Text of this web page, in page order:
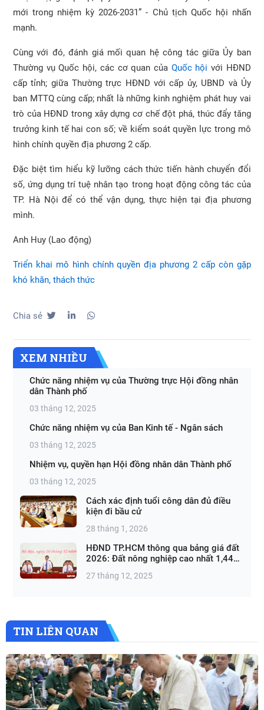
mới trong nhiệm kỳ 2026-2031” - Chủ tịch Quốc hội nhấn
mạnh.
Cùng với đó, đánh giá mối quan hệ công tác giữa Ủy ban
Thường vụ Quốc hội, các cơ quan của Quốc hội với HĐND
cấp tỉnh; giữa Thường trực HĐND với cấp ủy, UBND và Ủy
ban MTTQ cùng cấp; nhất là những kinh nghiệm phát huy vai
trò của HĐND trong xây dựng cơ chế đột phá, thúc đẩy tăng
trưởng kinh tế hai con số; về kiểm soát quyền lực trong mô
hình chính quyền địa phương 2 cấp.
Đặc biệt tìm hiểu kỹ lưỡng cách thức tiến hành chuyển đổi
số, ứng dụng trí tuệ nhân tạo trong hoạt động công tác của
TP. Hà Nội để có thể vận dụng, thực hiện tại địa phương
mình.
Anh Huy (Lao động)
Triển khai mô hình chính quyền địa phương 2 cấp còn gặp
khó khăn, thách thức
Chia sẻ
XEM NHIỀU
Chức năng nhiệm vụ của Thường trực Hội đồng nhân
dân Thành phố
03 tháng 12, 2025
Chức năng nhiệm vụ của Ban Kinh tế - Ngân sách
03 tháng 12, 2025
Nhiệm vụ, quyền hạn Hội đồng nhân dân Thành phố
03 tháng 12, 2025
Cách xác định tuổi công dân đủ điều
kiện đi bầu cử
28 tháng 1, 2026
HĐND TP.HCM thông qua bảng giá đất
2026: Đất nông nghiệp cao nhất 1,44
27 tháng 12, 2025
TIN LIÊN QUAN